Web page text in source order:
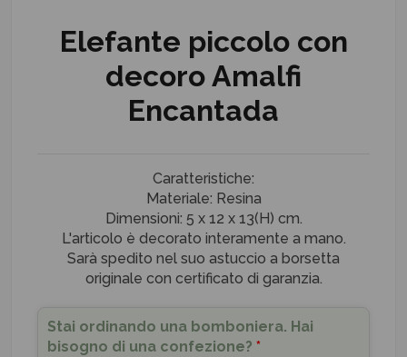
Elefante piccolo con
decoro Amalfi
Encantada
Caratteristiche:
Materiale: Resina
Dimensioni: 5 x 12 x 13(H) cm.
L'articolo è decorato interamente a mano.
Sarà spedito nel suo astuccio a borsetta
originale con certificato di garanzia.
Stai ordinando una bomboniera. Hai
bisogno di una confezione? *